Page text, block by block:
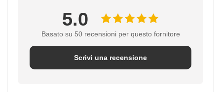
5.0
Basato su 50 recensioni per questo fornitore
Scrivi una recensione